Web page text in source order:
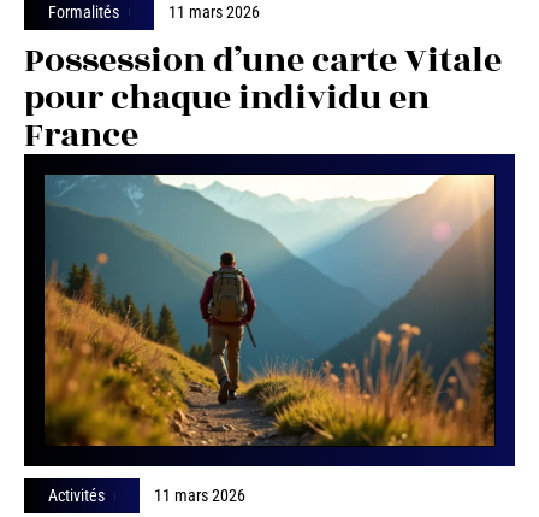
Formalités 11 mars 2026
Possession d’une carte Vitale
pour chaque individu en
France
Activités 11 mars 2026